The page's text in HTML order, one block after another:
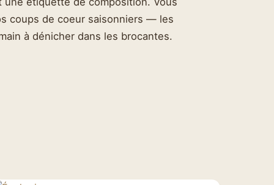
coups de coeur saisonniers — les
à dénicher dans les brocantes.